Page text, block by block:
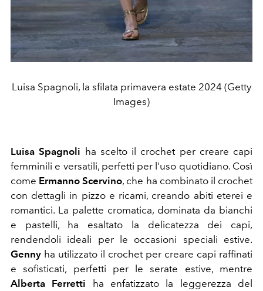
Luisa Spagnoli, la sfilata primavera estate 2024 (Getty
Images)
Luisa Spagnoli ha scelto il crochet per creare capi
femminili e versatili, perfetti per l'uso quotidiano. Così
come Ermanno Scervino, che ha combinato il crochet
con dettagli in pizzo e ricami, creando abiti eterei e
romantici. La palette cromatica, dominata da bianchi
e pastelli, ha esaltato la delicatezza dei capi,
rendendoli ideali per le occasioni speciali estive.
Genny ha utilizzato il crochet per creare capi raffinati
e sofisticati, perfetti per le serate estive, mentre
Alberta Ferretti ha enfatizzato la leggerezza del